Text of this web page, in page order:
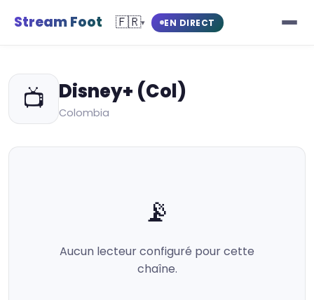
Stream Foot 🇫🇷▾ EN DIRECT
📺 Disney+ (Col)
Colombia
📡
Aucun lecteur configuré pour cette
chaîne.